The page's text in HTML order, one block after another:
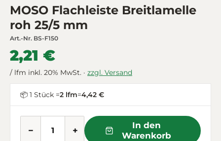
MOSO Flachleiste Breitlamelle
roh 25/5 mm
Art.-Nr. BS-F150
2,21 €
/ lfm inkl. 20% MwSt. · zzgl. Versand
📦 1 Stück =2 lfm=4,42 €
− +
In den
Warenkorb